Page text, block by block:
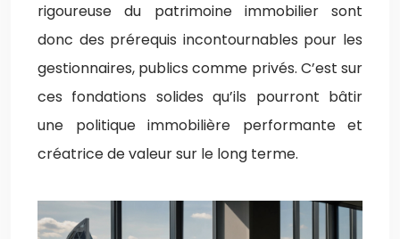
rigoureuse du patrimoine immobilier sont
donc des prérequis incontournables pour les
gestionnaires, publics comme privés. C’est sur
ces fondations solides qu’ils pourront bâtir
une politique immobilière performante et
créatrice de valeur sur le long terme.